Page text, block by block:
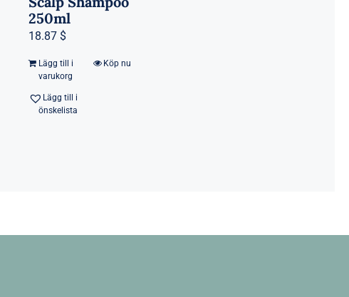
250ml
18.87 $
Lägg till i
varukorg
Köp nu
Lägg till i
önskelista